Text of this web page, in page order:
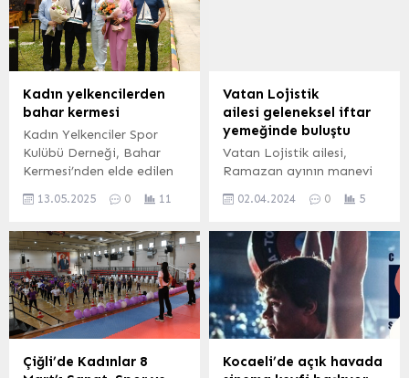
Kadın yelkencilerden
bahar kermesi
Kadın Yelkenciler Spor
Kulübü Derneği, Bahar
Kermesi’nden elde edilen
Çocuk Onkoloji Merkezi’ne
13.05.2025 0 11
Vatan Lojistik
ailesi geleneksel iftar
yemeğinde buluştu
Vatan Lojistik ailesi,
Ramazan ayının manevi
gelerek, geleneksel iftar
Cafe Restaurant’ta
gerçekleştirdi. Evren
KIZILTAŞ / KOCAELİ
(İGFA) – Vatan Lojistik
Yönetim Kurulu Başkanı
Mustafa Bölün, iftar
organizasyonunda yaptığı
konuşmada Vatan Lojistik
02.04.2024 0 5
Çiğli’de Kadınlar 8
Kocaeli’de açık havada